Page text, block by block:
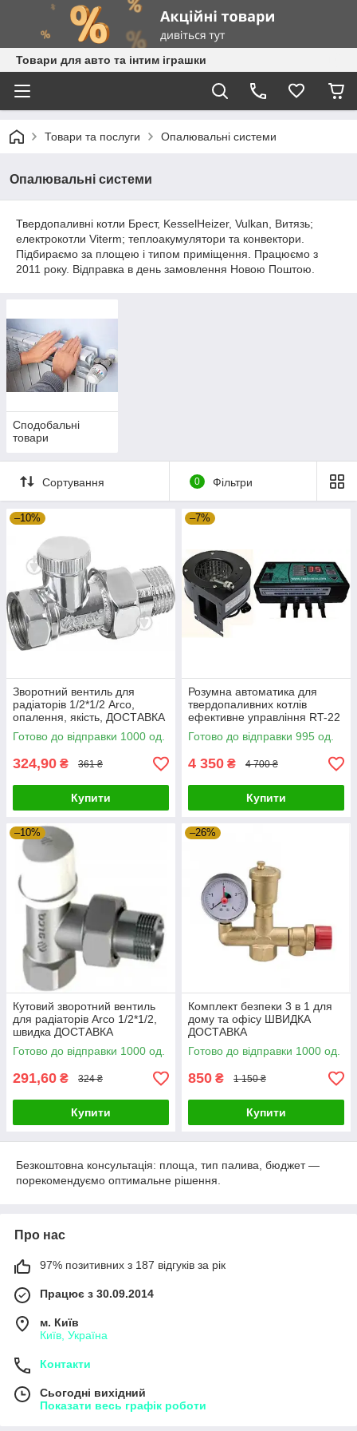
Товари для авто та інтим іграшки
Товари та послуги Опалювальні системи
Опалювальні системи
Твердопаливні котли Брест, KesselHeizer, Vulkan, Витязь;
електрокотли Viterm; теплоакумулятори та конвектори.
Підбираємо за площею і типом приміщення. Працюємо з
2011 року. Відправка в день замовлення Новою Поштою.
Сподобальні
товари
Сортування 0 Фільтри
–10%
Зворотний вентиль для
радіаторів 1/2*1/2 Arco,
опалення, якість, ДОСТАВКА
Готово до відправки 1000 од.
324,90 ₴ 361 ₴
Купити
–7%
Розумна автоматика для
твердопаливних котлів
ефективне управління RT-22
Готово до відправки 995 од.
4 350 ₴ 4 700 ₴
Купити
–10%
Кутовий зворотний вентиль
для радіаторів Arco 1/2*1/2,
швидка ДОСТАВКА
Готово до відправки 1000 од.
291,60 ₴ 324 ₴
Купити
–26%
Комплект безпеки 3 в 1 для
дому та офісу ШВИДКА
ДОСТАВКА
Готово до відправки 1000 од.
850 ₴ 1 150 ₴
Купити
Безкоштовна консультація: площа, тип палива, бюджет —
порекомендуємо оптимальне рішення.
Про нас
97% позитивних з 187 відгуків за рік
Працює з 30.09.2014
м. Київ
Київ, Україна
Контакти
Сьогодні вихідний
Показати весь графік роботи